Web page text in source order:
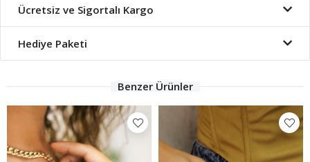
Ücretsiz ve Sigortalı Kargo
Hediye Paketi
Benzer Ürünler